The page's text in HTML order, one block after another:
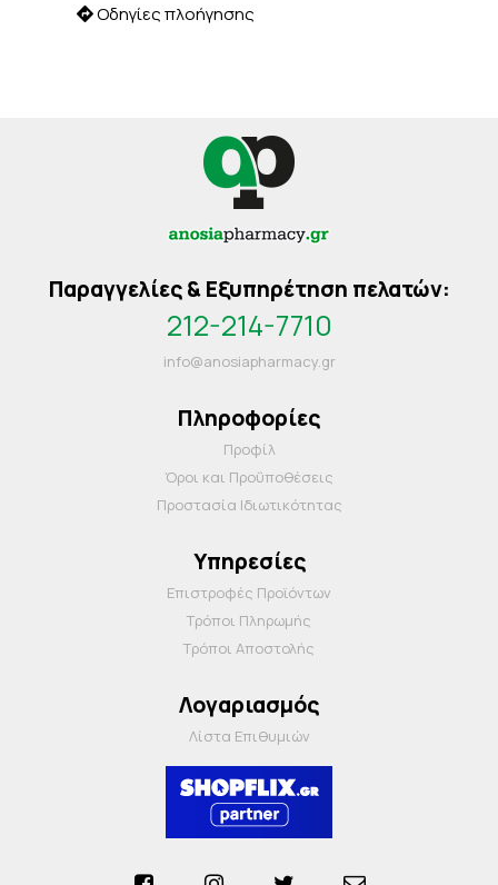
Οδηγίες πλοήγησης
Παραγγελίες & Εξυπηρέτηση πελατών:
212-214-7710
info@anosiapharmacy.gr
Πληροφορίες
Προφίλ
Όροι και Προΰποθέσεις
Προστασία Ιδιωτικότητας
Υπηρεσίες
Επιστροφές Προϊόντων
Τρόποι Πληρωμής
Τρόποι Αποστολής
Λογαριασμός
Λίστα Επιθυμιών